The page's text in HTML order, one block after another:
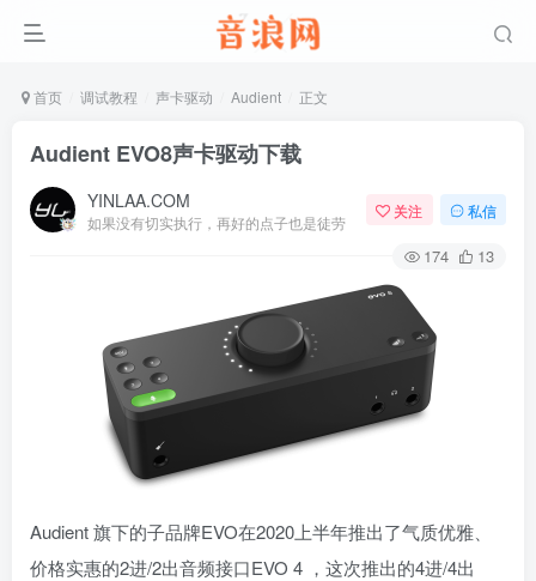
首页 调试教程 声卡驱动 Audient 正文
Audient EVO8声卡驱动下载
YINLAA.COM
如果没有切实执行，再好的点子也是徒劳
关注 私信
174 13
Audient 旗下的子品牌EVO在2020上半年推出了气质优雅、
价格实惠的2进/2出音频接口EVO 4 ，这次推出的4进/4出